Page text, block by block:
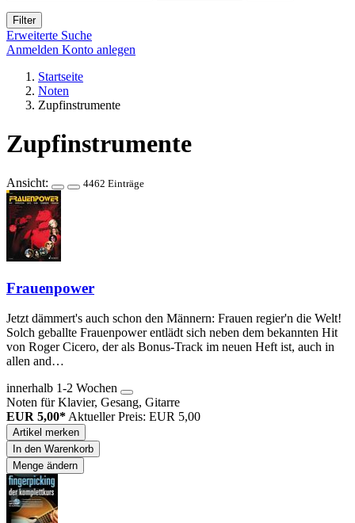
Filter
Erweiterte Suche
Anmelden Konto anlegen
Startseite
Noten
Zupfinstrumente
Zupfinstrumente
Ansicht: 4462 Einträge
Frauenpower
Jetzt dämmert's auch schon den Männern: Frauen regier'n die Welt!
Solch geballte Frauenpower entlädt sich neben dem bekannten Hit
von Roger Cicero, der als Bonus-Track im neuen Heft ist, auch in
allen and…
innerhalb 1-2 Wochen
Noten für Klavier, Gesang, Gitarre
EUR 5,00* Aktueller Preis: EUR 5,00
Artikel merken
In den Warenkorb
Menge ändern